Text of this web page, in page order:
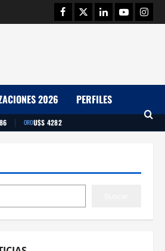
Facebook
TwitterLinkedinYoutube
2026 PERFILES
| OROU$S 4282